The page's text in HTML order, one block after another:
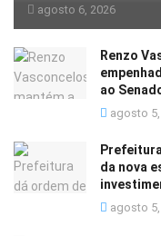
agosto 6, 2026
Renzo
ao
agosto
da nova
agosto